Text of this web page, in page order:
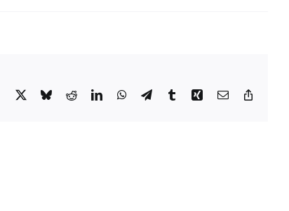
Facebook
X BlueskyRedditLinkedInWhatsApp
TelegramTumblrXing E-